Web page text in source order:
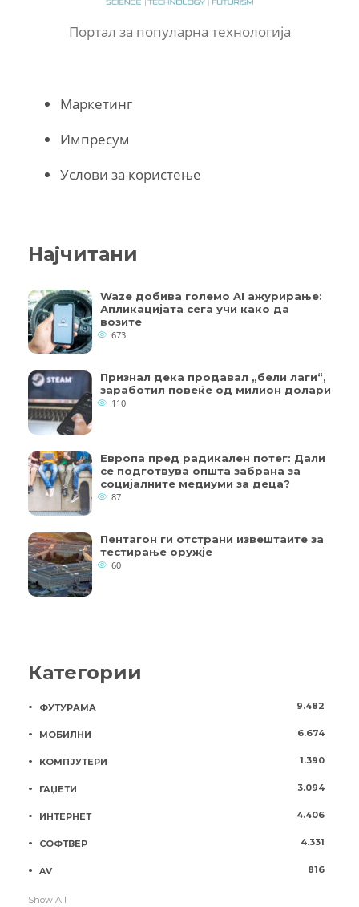
Портал за популарна технологија
Маркетинг
Импресум
Услови за користење
Најчитани
Waze добива големо AI ажурирање:
Апликацијата сега учи како да
возите
673
Признал дека продавал „бели лаги“,
заработил повеќе од милион долари
110
Европа пред радикален потег: Дали
се подготвува општа забрана за
социјалните медиуми за деца?
87
Пентагон ги отстрани извештаите за
тестирање оружје
60
Категории
ФУТУРАМА 9.482
МОБИЛНИ 6.674
КОМПЈУТЕРИ 1.390
ГАЏЕТИ 3.094
ИНТЕРНЕТ 4.406
СОФТВЕР 4.331
AV 816
Show All